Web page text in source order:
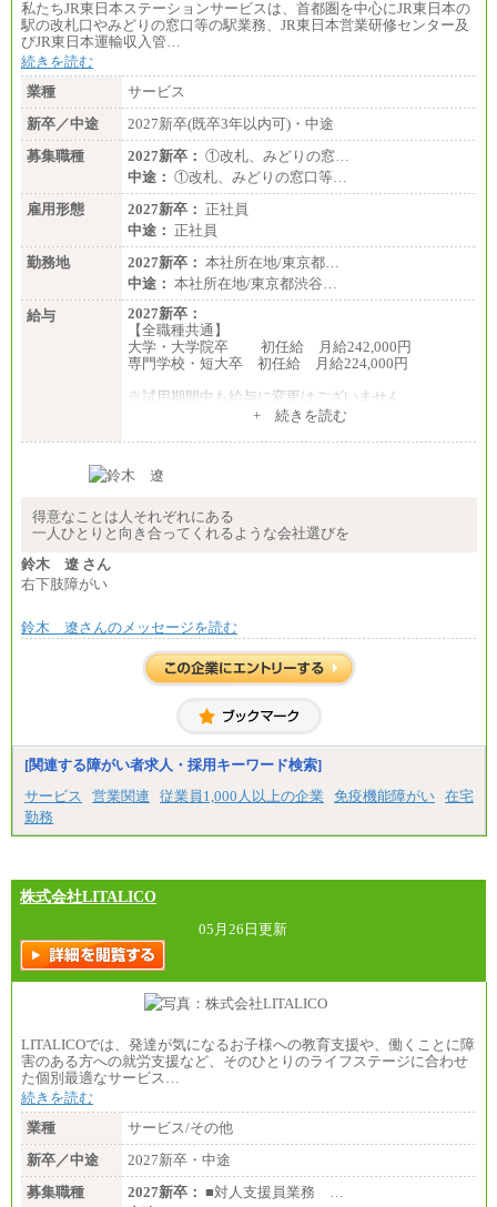
■(株)JTBデータサービス ※2027年新卒募集終了
総合職 月給186,000～194,000円＋地域手当
■I&Jデジタルイノベーション(株)
総合職 月給224,500～242,600円＋地域手当
※詳細はJTBキャリアサイトよりご確認ください。
＜有期社員コース＞
■(株)JTBビジネストランスフォーム
有期契約職 月給185,000～195,000円
※詳細はJTBキャリアサイトよりご確認ください。
■(株)JTBパブリッシング ※2027年新卒募集終了
総合職 月給241,000円
中途：
①月給227,000円以上
②月給212,000円以上
③月給172,500円以上
④月給23万円～37万円
⑤月給20万円～25万円
⑥月給33万円～48万円
⑦月給271,000円以上
⑧～⑮月給200,000円〜月給400,000円
⑯月給185,000円以上
⑰月給237,000円以上
⑲東京：月給202,000 円以上 、京都：月給193,000 円
以上
㉑月給185,000 円以上
㉒月給185,000 円以上
私たちJR東日本ステーションサービスは、首都圏を中心にJR東日本の
駅の改札口やみどりの窓口等の駅業務、JR東日本営業研修センター及
びJR東日本運輸収入管…
続きを読む
業種
サービス
新卒／中途
2027新卒(既卒3年以内可)・中途
募集職種
2027新卒： ①改札、みどりの窓…
中途： ①改札、みどりの窓口等…
雇用形態
2027新卒： 正社員
中途： 正社員
勤務地
2027新卒： 本社所在地/東京都…
中途： 本社所在地/東京都渋谷…
給与
2027新卒：
【全職種共通】
大学・大学院卒 初任給 月給242,000円
専門学校・短大卒 初任給 月給224,000円
※試用期間中も給与に変更はございません
大学・大学院卒 初任給 月給242,000円
最終学歴に応じ、上記新卒給与（高卒の場合は、月
して算定した調整手当を加算した額
※試用期間中も給与に変更はございません
+ 続きを読む
得意なことは人それぞれにある
一人ひとりと向き合ってくれるような会社選びを
鈴木 遼 さん
右下肢障がい
鈴木 遼さんのメッセージを読む
[関連する障がい者求人・採用キーワード検索]
サービス
営業関連 従業員1,000人以上の企業 免疫機能障がい 在宅
勤務
株式会社LITALICO
05月26日更新
LITALICOでは、発達が気になるお子様への教育支援や、働くことに障
害のある方への就労支援など、そのひとりのライフステージに合わせ
た個別最適なサービス…
続きを読む
業種
サービス/その他
新卒／中途
2027新卒・中途
募集職種
2027新卒： ■対人支援員業務 …